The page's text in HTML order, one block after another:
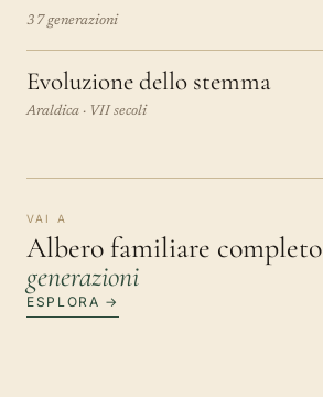
37 generazioni
Evoluzione dello stemma
Araldica · VII secoli
VAI A
Albero familiare completo
generazioni
ESPLORA →